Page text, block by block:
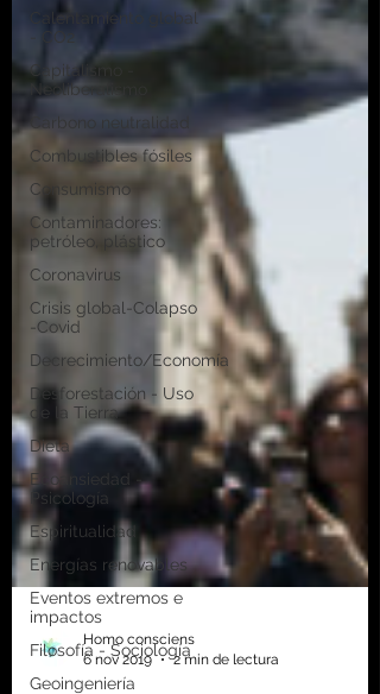
Calentamiento global
Capitalismo -
Neoliberalismo
Carbono neutralidad
Combustibles fósiles
Consumismo
Contaminadores:
petróleo, plástico
Coronavirus
Crisis global-Colapso
-Covid
Decrecimiento/Economía
Desforestación - Uso
de la Tierra
Dieta
Ecoansiedad -
Psicología
Espiritualidad
Energías renovables
Eventos extremos e
impactos
Filosofía - Sociología
Geoingeniería